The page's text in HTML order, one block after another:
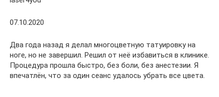
07.10.2020
Два года назад я делал многоцветную татуировку на
ноге, но не завершил. Решил от неё избавиться в клинике.
Процедура прошла быстро, без боли, без анестезии. Я
впечатлён, что за один сеанс удалось убрать все цвета.